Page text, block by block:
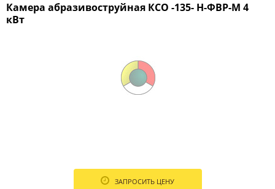
Камера абразивоструйная КСО -135- Н-ФВР-М 4
кВт
ЗАПРОСИТЬ ЦЕНУ